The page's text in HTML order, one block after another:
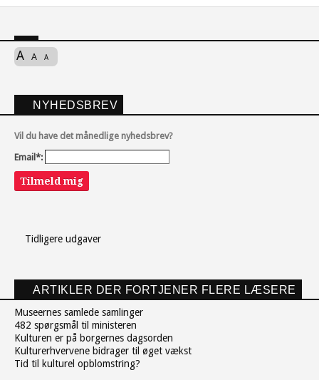
A A A
NYHEDSBREV
Vil du have det månedlige nyhedsbrev?
Email*:
Tilmeld mig
Tidligere udgaver
ARTIKLER DER FORTJENER FLERE LÆSERE
Museernes samlede samlinger
482 spørgsmål til ministeren
Kulturen er på borgernes dagsorden
Kulturerhvervene bidrager til øget vækst
Tid til kulturel opblomstring?